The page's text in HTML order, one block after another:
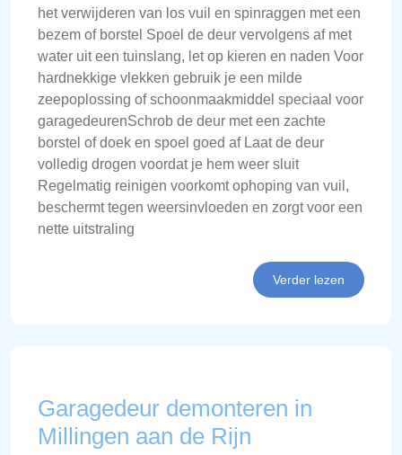
het verwijderen van los vuil en spinraggen met een
bezem of borstel Spoel de deur vervolgens af met
water uit een tuinslang, let op kieren en naden Voor
hardnekkige vlekken gebruik je een milde
zeepoplossing of schoonmaakmiddel speciaal voor
garagedeurenSchrob de deur met een zachte
borstel of doek en spoel goed af Laat de deur
volledig drogen voordat je hem weer sluit
Regelmatig reinigen voorkomt ophoping van vuil,
beschermt tegen weersinvloeden en zorgt voor een
nette uitstraling
Verder lezen
Garagedeur demonteren in
Millingen aan de Rijn